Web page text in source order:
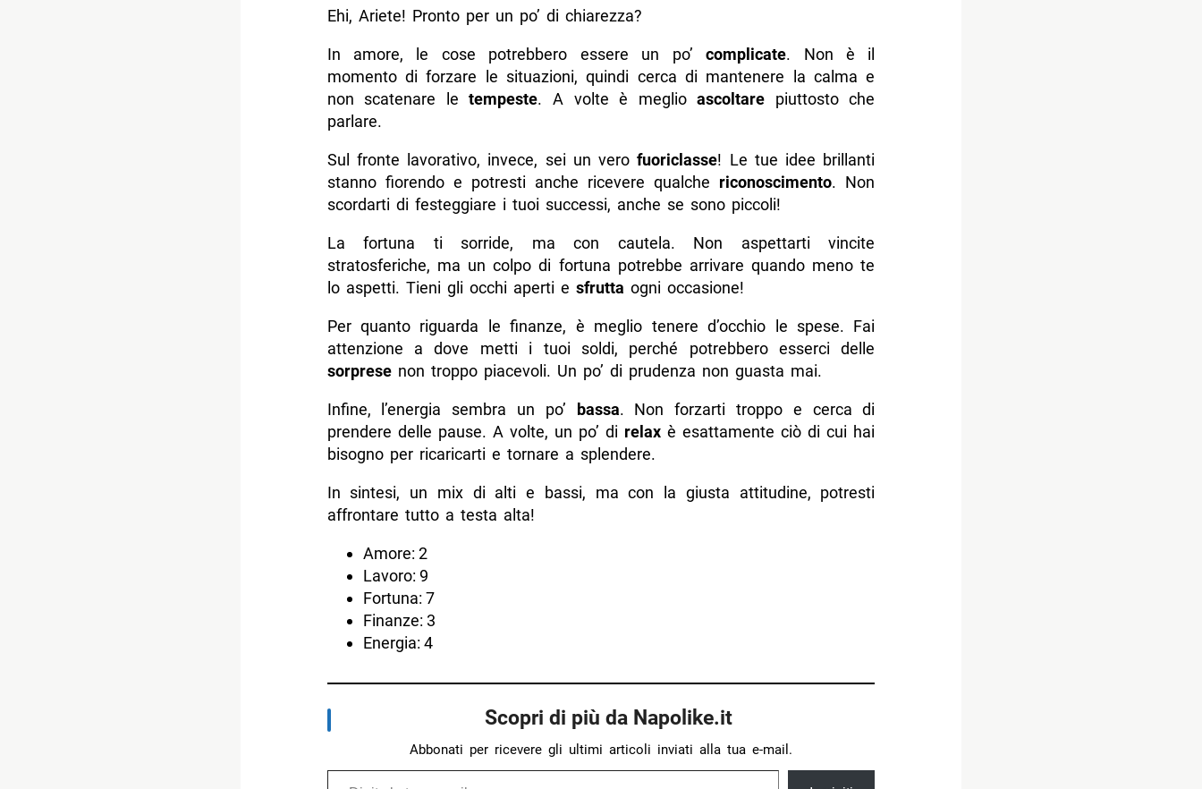
Ehi, Ariete! Pronto per un po’ di chiarezza?
In amore, le cose potrebbero essere un po’complicate. Non è il
momento di forzare le situazioni, quindi cerca di mantenere la calma e
non scatenare letempeste. A volte è meglioascoltare piuttosto che
parlare.
Sul fronte lavorativo, invece, sei un verofuoriclasse! Le tue idee brillanti
stanno fiorendo e potresti anche ricevere qualche riconoscimento. Non
scordarti di festeggiare i tuoi successi, anche se sono piccoli!
La fortuna ti sorride, ma con cautela. Non aspettarti vincite
stratosferiche, ma un colpo di fortuna potrebbe arrivare quando meno te
lo aspetti. Tieni gli occhi aperti e sfrutta ogni occasione!
Per quanto riguarda le finanze, è meglio tenere d’occhio le spese. Fai
attenzione a dove metti i tuoi soldi, perché potrebbero esserci delle
sorpresenon troppo piacevoli. Un po’ di prudenza non guasta mai.
Infine, l’energia sembra un po’ bassa. Non forzarti troppo e cerca di
prendere delle pause. A volte, un po’ di relax è esattamente ciò di cui hai
bisogno per ricaricarti e tornare a splendere.
In sintesi, un mix di alti e bassi, ma con la giusta attitudine, potresti
affrontare tutto a testa alta!
Amore: 2
Lavoro: 9
Fortuna: 7
Finanze: 3
Energia: 4
Scopri di più da Napolike.it
Abbonati per ricevere gli ultimi articoli inviati alla tua e-mail.
Digita la tua e-mail...